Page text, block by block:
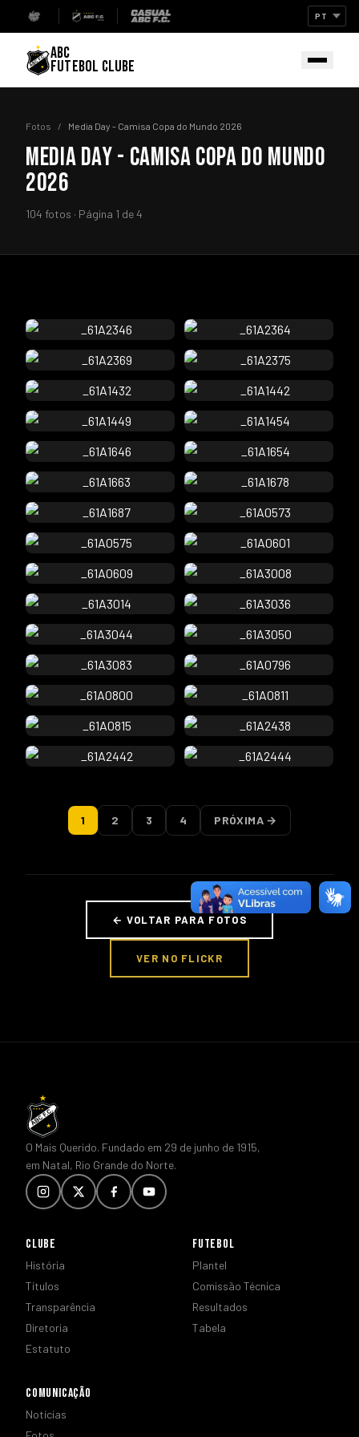
ABC
FUTEBOL CLUBE
Fotos / Media Day - Camisa Copa do Mundo 2026
MEDIA DAY - CAMISA COPA DO MUNDO
2026
104 fotos · Página 1 de 4
1 2 3 4 PRÓXIMA →
← VOLTAR PARA FOTOS
VER NO FLICKR
O Mais Querido. Fundado em 29 de junho de 1915,
em Natal, Rio Grande do Norte.
CLUBE
História
Títulos
Transparência
Diretoria
Estatuto
FUTEBOL
Plantel
Comissão Técnica
Resultados
Tabela
COMUNICAÇÃO
Notícias